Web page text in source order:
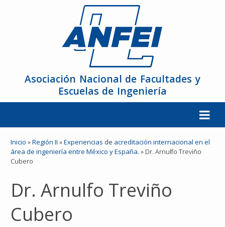
Asociación Nacional de Facultades y
Escuelas de Ingeniería
La ANFEI
Organización
Miembros
Reuniones y Conferencias
Inicio »Región II »Experiencias de acreditación internacional en el
área de ingeniería entre México y España. » Dr. Arnulfo Treviño
Cubero
Dr. Arnulfo Treviño
Cubero